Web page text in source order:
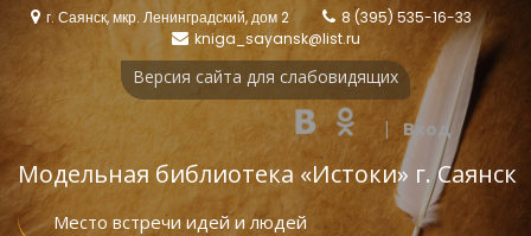
Перейтиг. Саянск, мкр. Ленинградский, дом 2
8 (395) 535-16-33
kniga_sayansk@list.ru
Версия сайта для слабовидящих
| Вход
Модельная библиотека «Истоки‎» г. Саянск
Место встречи идей и людей